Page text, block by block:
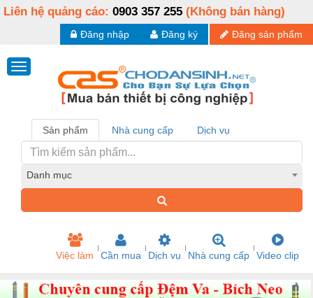
Liên hệ quảng cáo: 0903 357 255 (Không bán hàng)
Đăng sản phẩm
Đăng ký
Đăng nhập
Sản phẩm Nhà cung cấp Dịch vụ
Danh mục
Việc làm Cần mua Dịch vụ Nhà cung cấp Video clip